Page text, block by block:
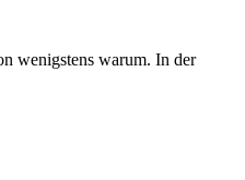
wenigstens warum. In der